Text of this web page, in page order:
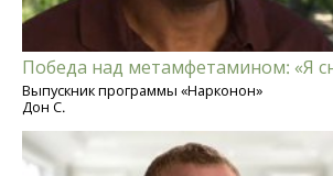
Победа над метамфетамином: «Я
Выпускник программы «Нарконон»
Дон С.